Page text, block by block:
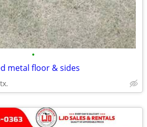
•
metal floor & sides